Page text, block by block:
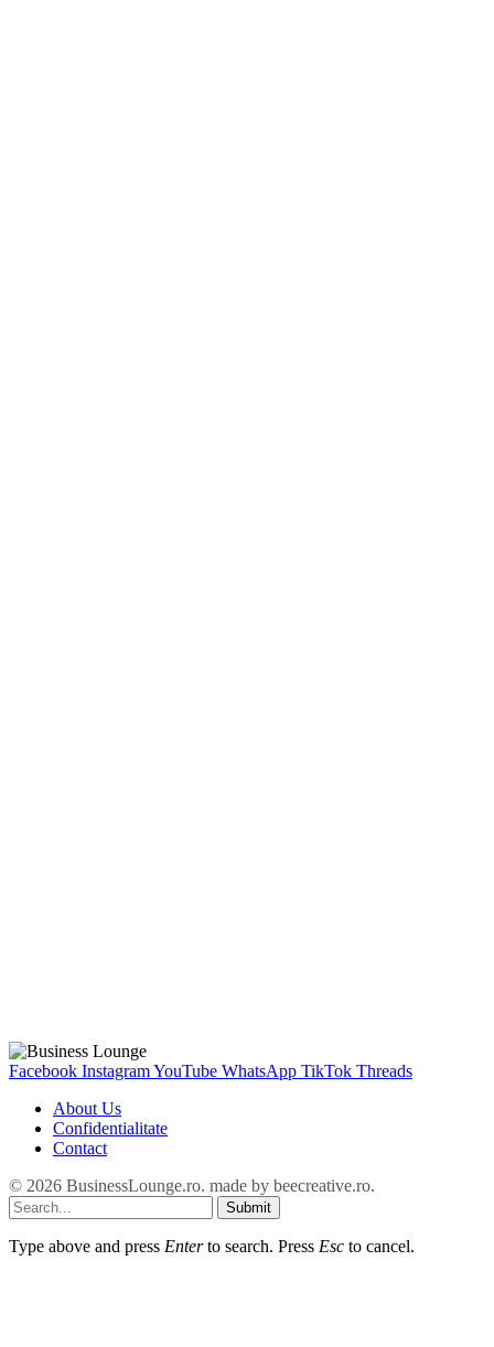
Facebook InstagramYouTube WhatsApp TikTok Threads
About Us
Confidentialitate
Contact
© 2026 BusinessLounge.ro. made by beecreative.ro.
Submit
Type above and press Enterto search. Press Esc to cancel.